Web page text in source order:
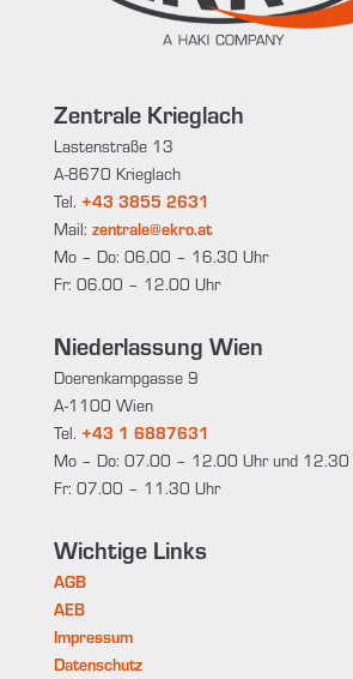
Zentrale Krieglach
Lastenstraße 13
A-8670 Krieglach
Tel. +43 3855 2631
Mail: zentrale@ekro.at
Mo – Do: 06.00 – 16.30 Uhr
Fr: 06.00 – 12.00 Uhr
Niederlassung Wien
Doerenkampgasse 9
A-1100 Wien
Tel. +43 1 6887631
Mo – Do: 07.00 – 12.00 Uhr und
Fr: 07.00 – 11.30 Uhr
Wichtige Links
AGB
AEB
Impressum
Datenschutz